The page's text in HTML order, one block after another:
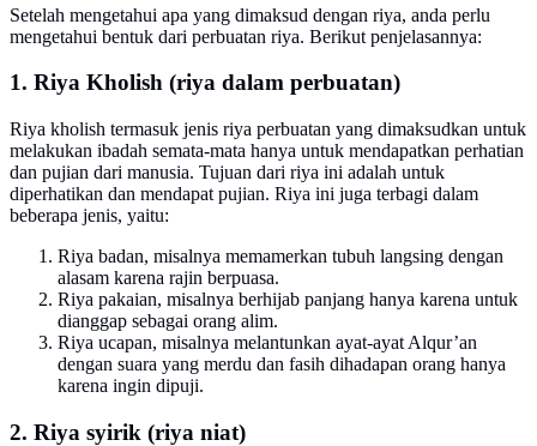
Setelah mengetahui apa yang dimaksud dengan riya, anda perlu
mengetahui bentuk dari perbuatan riya. Berikut penjelasannya:
1. Riya Kholish (riya dalam perbuatan)
Riya kholish termasuk jenis riya perbuatan yang dimaksudkan untuk
melakukan ibadah semata-mata hanya untuk mendapatkan perhatian
dan pujian dari manusia. Tujuan dari riya ini adalah untuk
diperhatikan dan mendapat pujian. Riya ini juga terbagi dalam
beberapa jenis, yaitu:
Riya badan, misalnya memamerkan tubuh langsing dengan
alasam karena rajin berpuasa.
Riya pakaian, misalnya berhijab panjang hanya karena untuk
dianggap sebagai orang alim.
Riya ucapan, misalnya melantunkan ayat-ayat Alqur’an
dengan suara yang merdu dan fasih dihadapan orang hanya
karena ingin dipuji.
2. Riya syirik (riya niat)